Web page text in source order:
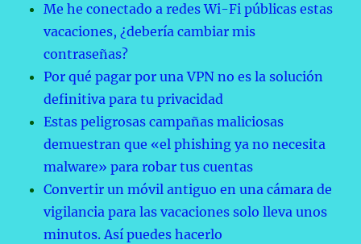
Me he conectado a redes Wi-Fi públicas estas
vacaciones, ¿debería cambiar mis
contraseñas?
Por qué pagar por una VPN no es la solución
definitiva para tu privacidad
Estas peligrosas campañas maliciosas
demuestran que «el phishing ya no necesita
malware» para robar tus cuentas
Convertir un móvil antiguo en una cámara de
vigilancia para las vacaciones solo lleva unos
minutos. Así puedes hacerlo